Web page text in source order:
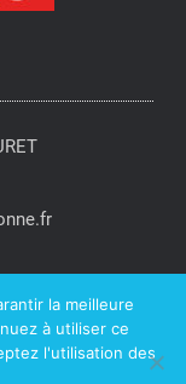
Garonne -
la meilleure
à utiliser ce
l'utilisation des